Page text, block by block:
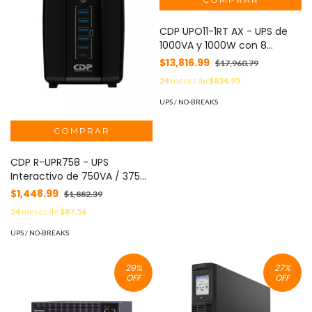
CDP R-UPR758 - UPS
Interactivo de 750VA / 375W
con 8 terminales de salida: 4
con respaldo y 4 con
supresión de picos. Incluye
batería de 12V 7AH, libre de
$1,448.99 $1,882.39
24meses de$87.56
UPS / NO-BREAKS
CDP UPO11-1RT AX - UPS de
1000VA y 1000W con 8
terminales, 4 programables,
pantalla LCD, 5 min de
respaldo a carga completa,
disponible sobre pedido.
$13,816.99 $17,960.79
24meses de$834.95
UPS / NO-BREAKS
29%
OFF
27%
OFF